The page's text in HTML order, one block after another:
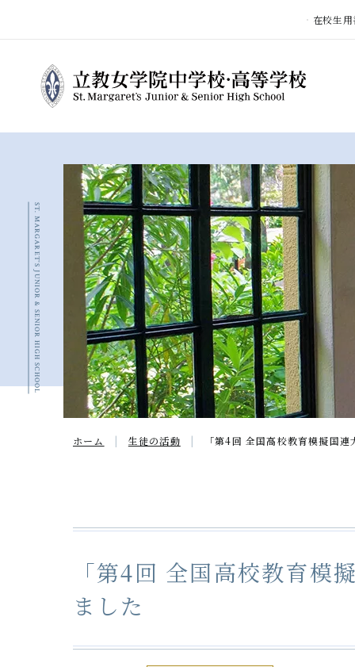
在校生
ST. MARGARET'S JUNIOR & SENIOR HIGH SCHOOL
ホーム 生徒の活動 「第4回 全国高校教育模擬国
「第4回 全国高校教育
ました